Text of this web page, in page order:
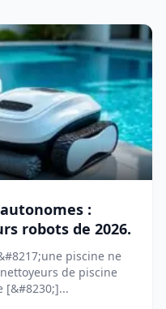
:
robots de 2026.
piscine ne
de piscine
[&#8230;]...